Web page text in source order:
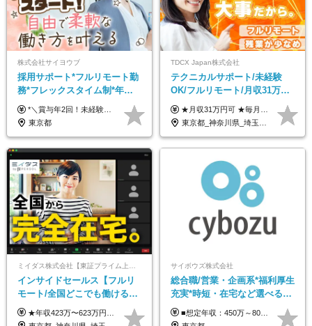
株式会社サイヨウブ
採用サポート*フルリモート勤
務*フレックスタイム制*年休
120日*土日祝休み*残業ほぼな
し*育児中社員8割以上
*＼賞与年2回！未経験から月給28万円スタート／* ◆月給28万～40万円＋賞与年2回＋各種インセンティブ ※経験・スキルを考慮の上、決定します ※試用期間6ヶ月間あり（期間中は月給26万円～になります。その他待遇等に差異はありません） ※月給には月35時間分の固定残業代含む（月5万4800円/超過分別途支給） ※ほとんどのメンバーが残業ゼロです！フレックスタイム制のため、自分の生活に合わせて調整できます。 ＼希望性で土曜日出勤あり／ お客様より「土曜日に応募者の対応をしてほしい」という ご要望を受けた際に、応募者対応⇒求職者との メッセージのやり取りなど、対応が発生する場合があります。 ※土曜日に出勤いただく場合は ・2時間稼働：4500円 ・4時間稼働：9000円 の給与が発生。勤務時間が4時間超えることは原則ありません。 短期間で高い給与をGETできるチャンスです♪
東京都
TDCX Japan株式会社
テクニカルサポート/未経験
OK/フルリモート/月収31万円
可/月最大3万のインセンティ
ブ支給/平均年齢33歳
★月収31万円可 ★毎月「最大3万円」のインセンティブあり 月給266,228円～＋スキル手当（15,000円）＋インセンティブ（月最大3万円） ※月給例（月額最大額）：281,228 円＋残業代発生分 インセンティブを最大まで取得できた場合は、月額最大額：311,228円＋残業代発生分 となります ※経験・スキルなどを考慮し決定します ※残業代は1分単位で支給 ※試用期間3ヵ月あり（契約社員期間も給与・待遇に変更なし） ※インセンティブは効率性、顧客満足、勤怠状況等の結果により毎月金額が決定されます。 ＼”頑張り”はインセンティブで還元！／ 入社3ヶ月目から、目標数字やKPI、勤怠状況、お客様アンケートなどをもとに評価をスタート。 最短4ヶ月目にはインセンティブの支給も可能です！
東京都_神奈川県_埼玉県_千葉県_大阪府_愛知県_北海道_青森県_岩手県_宮城県_秋田県_山形県_福島県_茨城県_栃木県_群馬県_新潟県_山梨県_長野県_富山県_石川県_福井県_静岡県_岐阜県_三重県_兵庫県_京都府_滋賀県_奈良県_和歌山県_広島県_岡山県_鳥取県_島根県_山口県_徳島県_香川県_愛媛県_高知県_福岡県_熊本県_佐賀県_長崎県_大分県_宮崎県_鹿児島県_沖縄県
インサイドセールス【フルリ
モート/全国どこでも働ける】
未経験OK*土日祝休み*残業少
なめ*在宅勤務手当あり
★年収423万〜623万円のモデルあり（想定時間外手当10時間分含む） ★半年に一度ドカンと支給のボーナスあり（半年に1度最大150万円） 月給25万円〜＋各種手当＋インセンティブ ＊リモートワーク手当（4000円/月） ＊リモートワーク一時金（1万5000円） ＊残業手当全額支給 ※経験・スキルにより月給を決定します ※試用期間：2ヵ月あり。期間中の雇用形態・給与・待遇に変更はありません 《頑張りはインセンティブとして還元！》 当社は5段階の評価制度を導入。 半期に1回の評価で最高ランク（5点）を獲得したメンバーには、 150万円のインセンティブを支給！ これが半年に一度のインセンティブとして支給されるため、 成果を出した分だけまとまった収入を得られる仕組みです。 【固定残業代について】 なし（残業代は、実際の労働時間に応じて別途全額支給）
サイボウズ株式会社
総合職/営業・企画系*福利厚生
充実*時短・在宅など選べる働
き方*賞与年2回
■想定年収：450万～800万円（基本給12ヶ月分＋賞与2ヶ月分） ※上記想定年収はフルタイムの働き方を想定しています。 それ以外の働き方（勤務日数、時短、固定残業時間数の変更など）の場合 上記想定年収の支給を確約するものではありません ※賞与は全社の業績に応じて変動の可能性があります ※ご経験・スキルを考慮のうえ、当社規定により優遇します （試用期間3ヶ月有/給与・待遇に差異なし） ■昇給年1回 ■賞与年2回（2月・8月）